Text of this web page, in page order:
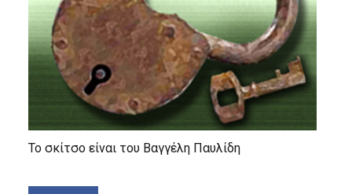
Το σκίτσο είναι του Βαγγέλη Παυλίδη